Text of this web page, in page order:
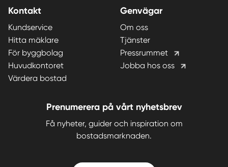
Kontakt
Kundservice
Hitta mäklare
För byggbolag
Huvudkontoret
Värdera bostad
Genvägar
Om oss
Tjänster
Pressrummet
Jobba hos oss
Prenumerera på vårt nyhetsbrev
Få nyheter, guider och inspiration om
bostadsmarknaden.